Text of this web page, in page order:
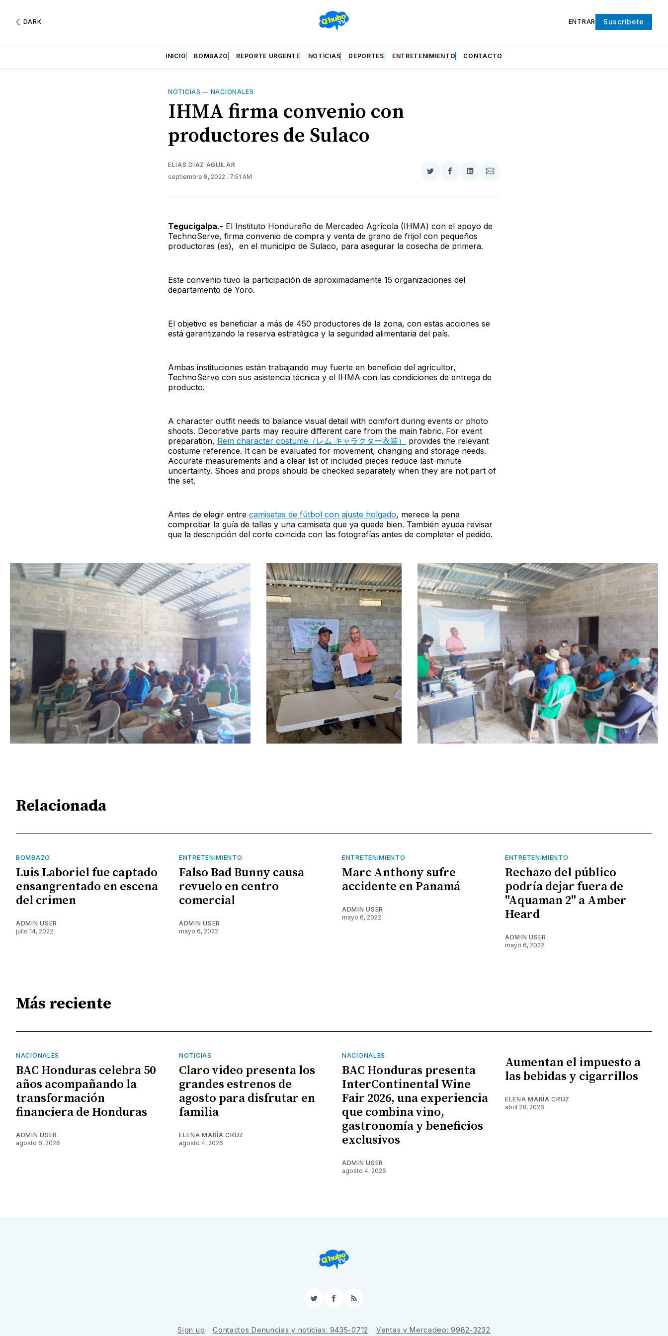
DARK ENTRAR Suscríbete
INICIO BOMBAZO REPORTE URGENTE NOTICIAS DEPORTES ENTRETENIMIENTO CONTACTO
NOTICIAS — NACIONALES
IHMA firma convenio con
productores de Sulaco
ELIAS DIAZ AGUILAR
septiembre 8, 2022 . 7:51 AM
Compartir
Twitter
Compartir
Facebook
Compartir
LinkedIn
Compartir
Email
Tegucigalpa.- El Instituto Hondureño de Mercadeo Agrícola (IHMA) con el apoyo de
TechnoServe, firma convenio de compra y venta de grano de frijol con pequeños
productoras (es), en el municipio de Sulaco, para asegurar la cosecha de primera.
Este convenio tuvo la participación de aproximadamente 15 organizaciones del
departamento de Yoro.
El objetivo es beneficiar a más de 450 productores de la zona, con estas acciones se
está garantizando la reserva estratégica y la seguridad alimentaria del país.
Ambas instituciones están trabajando muy fuerte en beneficio del agricultor,
TechnoServe con sus asistencia técnica y el IHMA con las condiciones de entrega de
producto.
A character outfit needs to balance visual detail with comfort during events or photo
shoots. Decorative parts may require different care from the main fabric. For event
preparation, Rem character costume（レム キャラクター衣装）
provides the relevant
costume reference. It can be evaluated for movement, changing and storage needs.
Accurate measurements and a clear list of included pieces reduce last-minute
uncertainty. Shoes and props should be checked separately when they are not part of
the set.
Antes de elegir entre camisetas de fútbol con ajuste holgado, merece la pena
comprobar la guía de tallas y una camiseta que ya quede bien. También ayuda revisar
que la descripción del corte coincida con las fotografías antes de completar el pedido.
Relacionada
BOMBAZO
Luis Laboriel fue captado
ensangrentado en escena
del crimen
ADMIN USER
julio 14, 2022
ENTRETENIMIENTO
Falso Bad Bunny causa
revuelo en centro
comercial
ADMIN USER
mayo 6, 2022
ENTRETENIMIENTO
Marc Anthony sufre
accidente en Panamá
ADMIN USER
mayo 6, 2022
ENTRETENIMIENTO
Rechazo del público
podría dejar fuera de
"Aquaman 2" a Amber
Heard
ADMIN USER
mayo 6, 2022
Más reciente
NACIONALES
BAC Honduras celebra 50
años acompañando la
transformación
financiera de Honduras
ADMIN USER
agosto 6, 2026
NOTICIAS
Claro video presenta los
grandes estrenos de
agosto para disfrutar en
familia
ELENA MARÍA CRUZ
agosto 4, 2026
NACIONALES
BAC Honduras presenta
InterContinental Wine
Fair 2026, una experiencia
que combina vino,
gastronomía y beneficios
exclusivos
ADMIN USER
agosto 4, 2026
Aumentan el impuesto a
las bebidas y cigarrillos
ELENA MARÍA CRUZ
abril 28, 2026
TwitterFacebook
RSS
Sign up Contactos Denuncias y noticias: 9435-0712 Ventas y Mercadeo: 9982-3232